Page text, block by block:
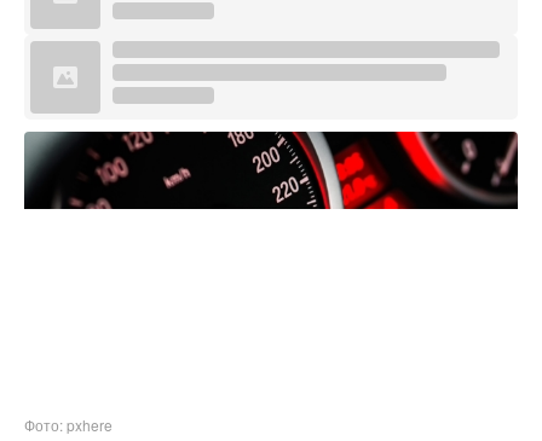
Фото: pxhere